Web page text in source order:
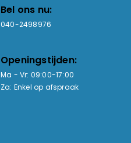
Bel ons nu:
040-2498976
Openingstijden:
Ma - Vr: 09:00-17:00
Za: Enkel op afspraak